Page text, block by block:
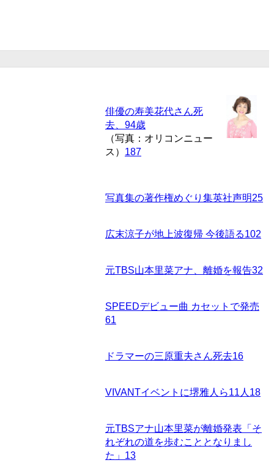
俳優の寿美花代さん死
去、94歳
（写真：オリコンニュー
ス） 187
写真集の著作権めぐり集英社声明25
広末涼子が地上波復帰 今後語る102
元TBS山本里菜アナ、離婚を報告32
SPEEDデビュー曲 カセットで発売
61
ドラマーの三原重夫さん死去16
VIVANTイベントに堺雅人ら11人 18
元TBSアナ山本里菜が離婚発表「そ
れぞれの道を歩むこととなりまし
た」 13